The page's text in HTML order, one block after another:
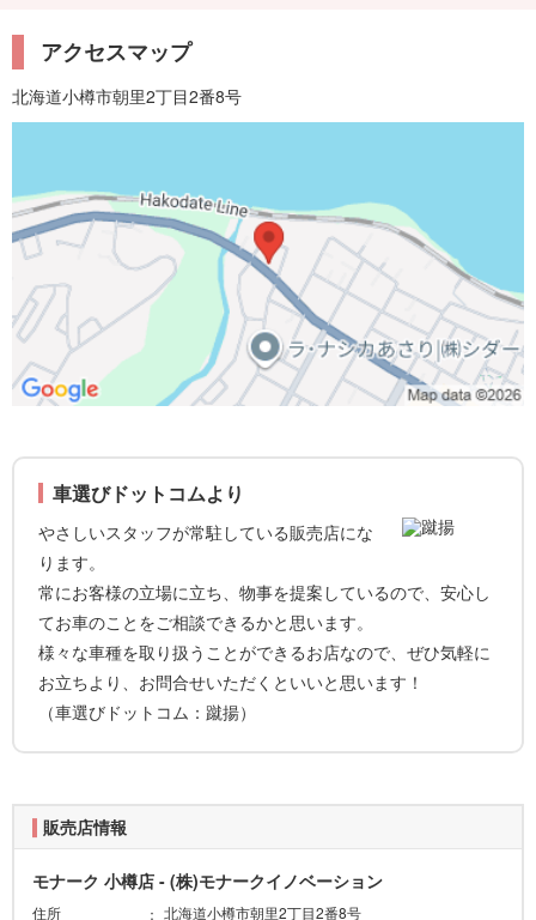
アクセスマップ
北海道小樽市朝里2丁目2番8号
車選びドットコムより
やさしいスタッフが常駐している販売店にな
ります。
常にお客様の立場に立ち、物事を提案しているので、安心し
てお車のことをご相談できるかと思います。
様々な車種を取り扱うことができるお店なので、ぜひ気軽に
お立ちより、お問合せいただくといいと思います！
（車選びドットコム：蹴揚）
販売店情報
モナーク 小樽店 - (株)モナークイノベーション
住所
北海道小樽市朝里2丁目2番8号